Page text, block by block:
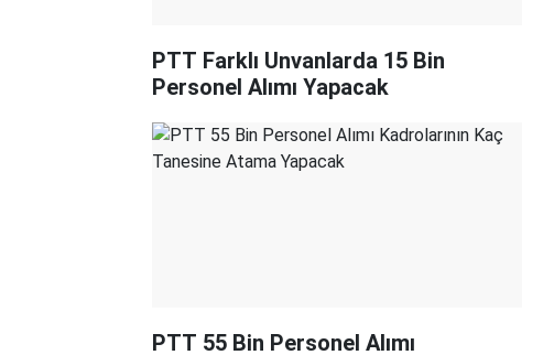
PTT Farklı Unvanlarda 15 Bin
Personel Alımı Yapacak
PTT 55 Bin Personel Alımı